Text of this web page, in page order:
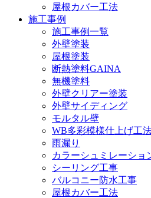
屋根カバー工法
施工事例
施工事例一覧
外壁塗装
屋根塗装
断熱塗料GAINA
無機塗料
外壁クリアー塗装
外壁サイディング
モルタル壁
WB多彩模様仕上げ工
雨漏り
カラーシュミレーショ
シーリング工事
バルコニー防水工事
屋根カバー工法